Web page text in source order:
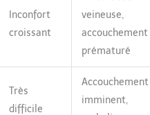
Inconfort
croissant
veineuse,
accouchement
prématuré
Très
difficile
Accouchement
imminent,